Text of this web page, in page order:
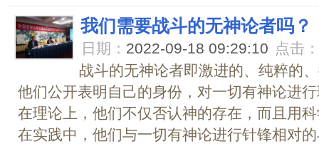
我们需要战斗的无神论者吗？
日期： 2022-09-18 09:29:10 点击：
战斗的无神论者即激进的、纯粹的
他们公开表明自己的身份，对一切有神论进
在理论上，他们不仅否认神的存在，而且用
在实践中，他们与一切有神论进行针锋相对